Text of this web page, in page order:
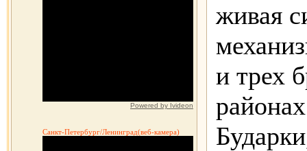
Powered by Ivideon
Санкт-Петербург/Ленинград(веб-камера)
живая
и трех